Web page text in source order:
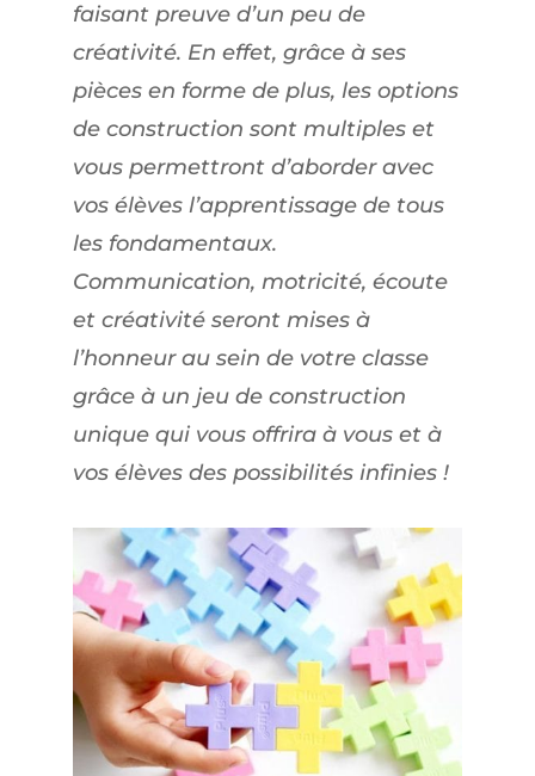
faisant preuve d’un peu de
créativité. En effet, grâce à ses
pièces en forme de plus, les options
de construction sont multiples et
vous permettront d’aborder avec
vos élèves l’apprentissage de tous
les fondamentaux.
Communication, motricité, écoute
et créativité seront mises à
l’honneur au sein de votre classe
grâce à un jeu de construction
unique qui vous offrira à vous et à
vos élèves des possibilités infinies !